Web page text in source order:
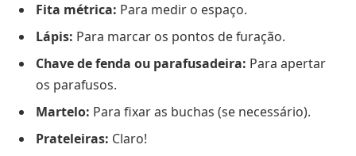
Fita métrica: Para medir o espaço.
Lápis: Para marcar os pontos de furação.
Chave de fenda ou parafusadeira: Para apertar
os parafusos.
Martelo: Para fixar as buchas (se necessário).
Prateleiras: Claro!